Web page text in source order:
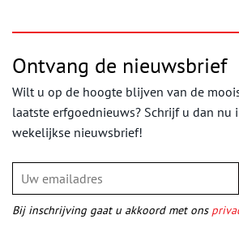
Ontvang de nieuwsbrief
Wilt u op de hoogte blijven van de
laatste erfgoednieuws? Schrijf u dan nu
wekelijkse nieuwsbrief!
Bij inschrijving gaat u akkoord met ons